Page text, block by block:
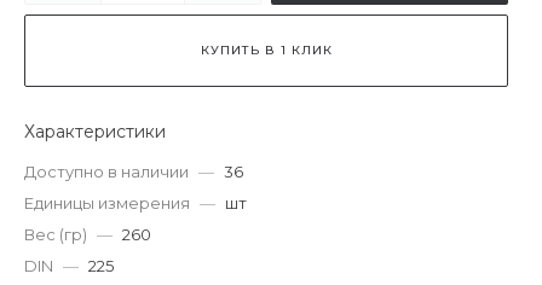
КУПИТЬ В 1 КЛИК
Характеристики
Доступно в наличии — 36
Единицы измерения — шт
Вес (гр) — 260
DIN — 225